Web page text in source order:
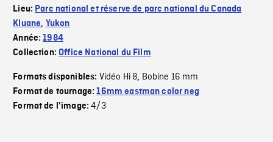
Lieu: Parc national et réserve de parc national du Canada
Kluane, Yukon
Année:1984
Collection:Office National du Film
Formats disponibles: Vidéo Hi 8, Bobine 16 mm
Format de tournage:16mm eastman color neg
Format de l'image:4/3